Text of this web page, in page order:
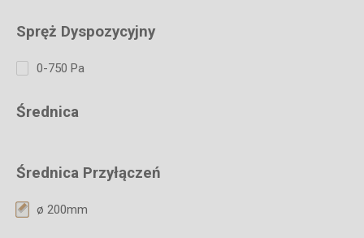
Spręż Dyspozycyjny
0-750 Pa
Średnica
Średnica Przyłączeń
ø 200mm